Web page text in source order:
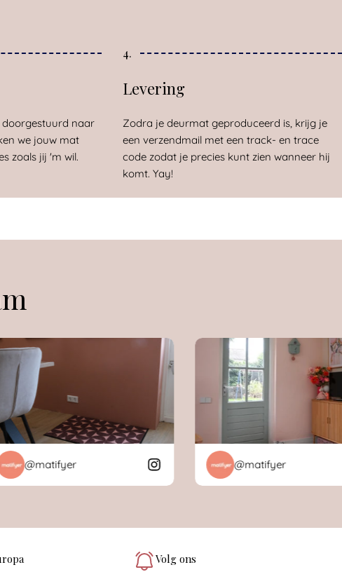
naar
we jouw mat
zoals jij 'm wil.
4.
Levering
Zodra je deurmat geproduceerd is, krijg je
een verzendmail met een track- en trace
code zodat je precies kunt zien wanneer hij
komt. Yay!
@matifyer @matifyer
Volg ons